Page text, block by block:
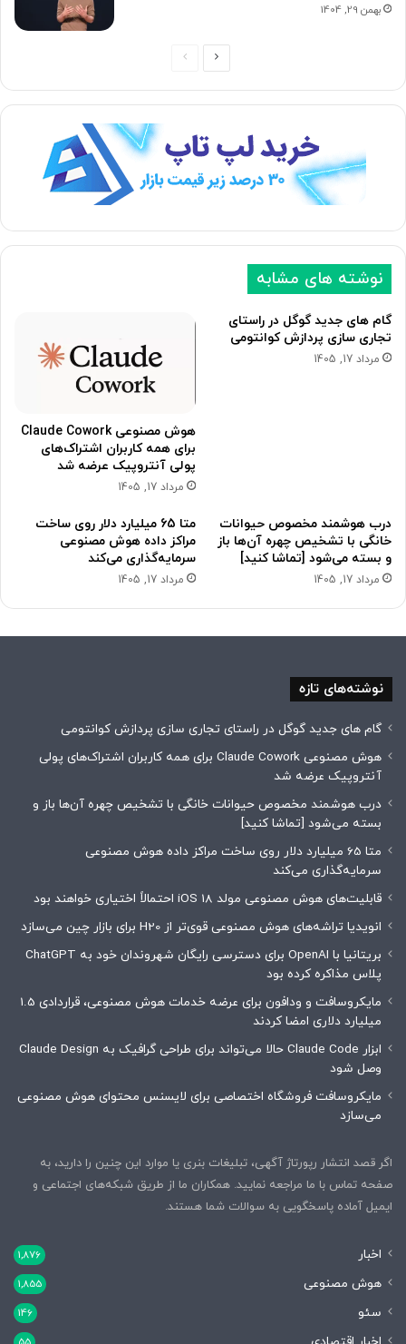
بهمن 29, 1404
ح
ق
ب
ی
ح
ه
ع
ی
نوشته های مشابه
گام های جدید گوگل در راستای
تجاری سازی پردازش کوانتومی
مرداد 17, 1405
هوش مصنوعی Claude Cowork
برای همه کاربران اشتراک‌های
پولی آنتروپیک عرضه شد
مرداد 17, 1405
درب هوشمند مخصوص حیوانات
خانگی با تشخیص چهره آن‌ها باز
و بسته می‌شود [تماشا کنید]
مرداد 17, 1405
متا 65 میلیارد دلار روی ساخت
مراکز داده هوش مصنوعی
سرمایه‌گذاری می‌کند
مرداد 17, 1405
نوشته‌های تازه
گام های جدید گوگل در راستای تجاری سازی پردازش کوانتومی
هوش مصنوعی Claude Cowork برای همه کاربران اشتراک‌های پولی
آنتروپیک عرضه شد
درب هوشمند مخصوص حیوانات خانگی با تشخیص چهره آن‌ها باز و
بسته می‌شود [تماشا کنید]
متا 65 میلیارد دلار روی ساخت مراکز داده هوش مصنوعی
سرمایه‌گذاری می‌کند
قابلیت‌های هوش مصنوعی مولد iOS 18 احتمالاً اختیاری خواهند بود
انویدیا تراشه‌های هوش مصنوعی قوی‌تر از H20 برای بازار چین می‌سازد
بریتانیا با OpenAI برای دسترسی رایگان شهروندان خود به ChatGPT
پلاس مذاکره کرده بود
مایکروسافت و ودافون برای عرضه خدمات هوش مصنوعی، قراردادی 1.5
میلیارد دلاری امضا کردند
ابزار Claude Code حالا می‌تواند برای طراحی گرافیک به Claude Design
وصل شود
مایکروسافت فروشگاه اختصاصی برای لایسنس محتوای هوش مصنوعی
می‌سازد
اگر قصد انتشار رپورتاژ آگهی، تبلیغات بنری یا موارد این چنین را دارید، به
صفحه تماس با ما مراجعه نمایید. همکاران ما از طریق شبکه‌های اجتماعی و
ایمیل آماده پاسخگویی به سوالات شما هستند.
اخبار 1,876
هوش مصنوعی 1,855
سئو 146